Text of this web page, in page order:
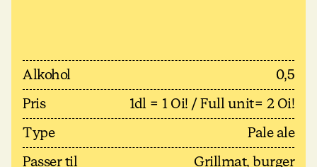
Alkohol
0,5
Pris
1dl = 1 Oi! / Full unit= 2 Oi!
Type
Pale ale
Passer til
Grillmat, burger